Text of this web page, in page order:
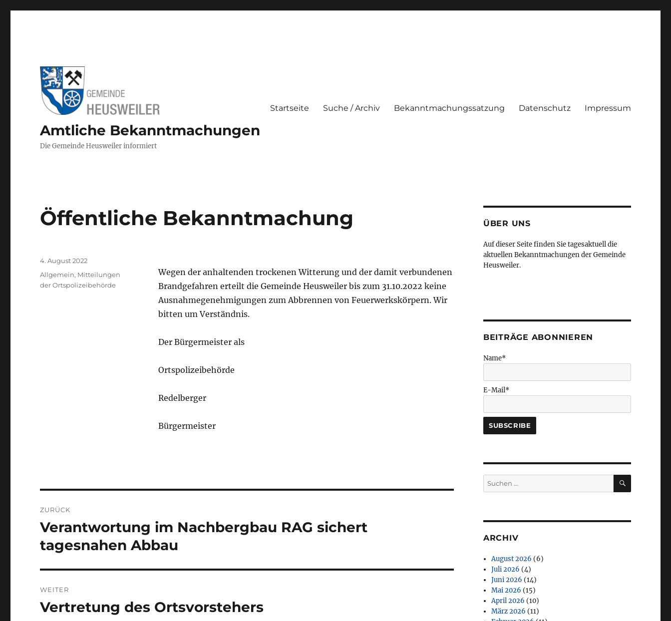
Amtliche Bekanntmachungen
Die Gemeinde Heusweiler informiert
Startseite Suche / Archiv Bekanntmachungssatzung Datenschutz Impressum
Öffentliche Bekanntmachung
Wegen der anhaltenden trockenen Witterung und der damit verbundenen
Brandgefahren erteilt die Gemeinde Heusweiler bis zum 31.10.2022 keine
Ausnahmegenehmigungen zum Abbrennen von Feuerwerkskörpern. Wir
bitten um Verständnis.
Der Bürgermeister als
Ortspolizeibehörde
Redelberger
Bürgermeister
Veröffentlicht
am
4. August 2022
Kategorien
Allgemein, Mitteilungen
der Ortspolizeibehörde
ZURÜCK
Vorheriger
Beitrag:
Verantwortung im Nachbergbau RAG sichert
tagesnahen Abbau
WEITER
Nächster
Vertretung des Ortsvorstehers
ÜBER UNS
Auf dieser Seite finden Sie tagesaktuell die
aktuellen Bekanntmachungen der Gemeinde
Heusweiler.
BEITRÄGE ABONNIEREN
Name*
E-Mail*
Suchen
nach:
SUCHEN
ARCHIV
August 2026 (6)
Juli 2026 (4)
Juni 2026 (14)
Mai 2026 (15)
April 2026 (10)
März 2026 (11)